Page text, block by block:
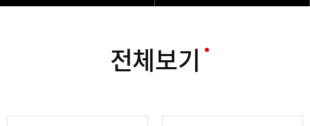
전체보기